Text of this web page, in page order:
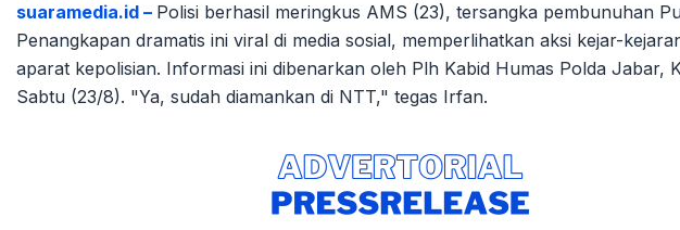
suaramedia.id – Polisi berhasil meringkus AMS (23), tersangka pembunuhan
Penangkapan dramatis ini viral di media sosial, memperlihatkan aksi kejar-
aparat kepolisian. Informasi ini dibenarkan oleh Plh Kabid Humas Polda Jabar,
Sabtu (23/8). "Ya, sudah diamankan di NTT," tegas Irfan.